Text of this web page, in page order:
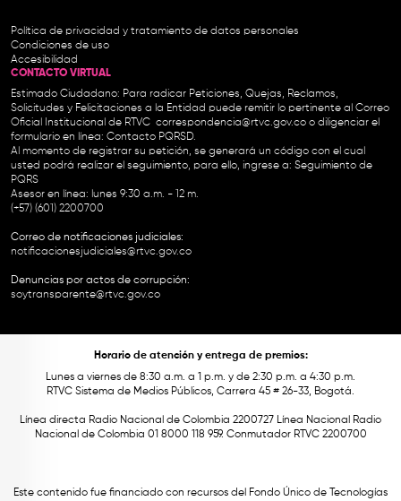
Política de privacidad y tratamiento de datos personales
Condiciones de uso
Accesibilidad
CONTACTO VIRTUAL
Estimado Ciudadano: Para radicar Peticiones, Quejas, Reclamos,
Solicitudes y Felicitaciones a la Entidad puede remitir lo pertinente al Correo
Oficial Institucional de RTVC correspondencia@rtvc.gov.co o diligenciar el
formulario en línea: Contacto PQRSD.
Al momento de registrar su petición, se generará un código con el cual
usted podrá realizar el seguimiento, para ello, ingrese a: Seguimiento de
PQRS
Asesor en línea: lunes 9:30 a.m. - 12 m.
(+57) (601) 2200700
Correo de notificaciones judiciales:
notificacionesjudiciales@rtvc.gov.co
Denuncias por actos de corrupción:
soytransparente@rtvc.gov.co
Horario de atención y entrega de premios:
Lunes a viernes de 8:30 a.m. a 1 p.m. y de 2:30 p.m. a 4:30 p.m.
RTVC Sistema de Medios Públicos, Carrera 45 # 26-33, Bogotá.
Línea directa Radio Nacional de Colombia 2200727 Línea Nacional Radio
Nacional de Colombia 01 8000 118 959. Conmutador RTVC 2200700
Este contenido fue financiado con recursos del Fondo Único de Tecnologías